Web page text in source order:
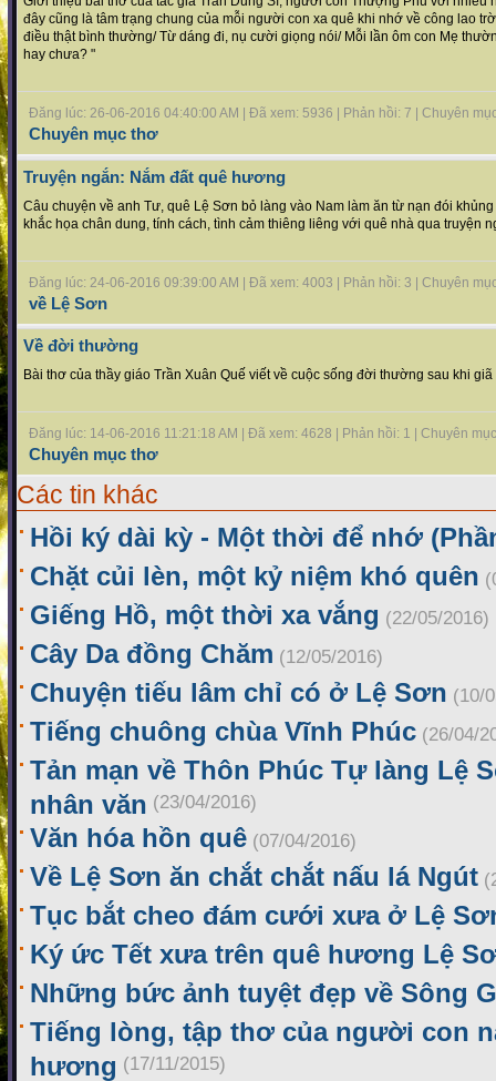
đây cũng là tâm trạng chung của mỗi người con xa quê khi nhớ về công lao
điều thật bình thường/ Từ dáng đi, nụ cười giọng nói/ Mỗi lần ôm con Mẹ
hay chưa? "
Đăng lúc: 26-06-2016 04:40:00 AM | Đã xem: 5936 | Phản hồi: 7 | Chuyên
Chuyên mục thơ
Truyện ngắn: Nắm đất quê hương
Câu chuyện về anh Tư, quê Lệ Sơn bỏ làng vào Nam làm ăn từ nạn đói
khắc họa chân dung, tính cách, tình cảm thiêng liêng với quê nhà qua truyện
Đăng lúc: 24-06-2016 09:39:00 AM | Đã xem: 4003 | Phản hồi: 3 | Chuyên
về Lệ Sơn
Về đời thường
Bài thơ của thầy giáo Trần Xuân Quế viết về cuộc sống đời thường sau khi
Đăng lúc: 14-06-2016 11:21:18 AM | Đã xem: 4628 | Phản hồi: 1 | Chuyên
Chuyên mục thơ
Các tin khác
Hồi ký dài kỳ - Một thời để nhớ
Chặt củi lèn, một kỷ niệm khó quên
Giếng Hồ, một thời xa vắng (22/05/2016)
Cây Da đồng Chăm (12/05/2016)
Chuyện tiếu lâm chỉ có ở Lệ Sơn (10/
Tiếng chuông chùa Vĩnh Phúc (26/04/
Tản mạn về Thôn Phúc Tự làng Lệ
nhân văn (23/04/2016)
Văn hóa hồn quê (07/04/2016)
Về Lệ Sơn ăn chắt chắt nấu lá Ngút
Tục bắt cheo đám cưới xưa ở Lệ
Ký ức Tết xưa trên quê hương Lệ
Những bức ảnh tuyệt đẹp về Sông
Tiếng lòng, tập thơ của người con
hương (17/11/2015)